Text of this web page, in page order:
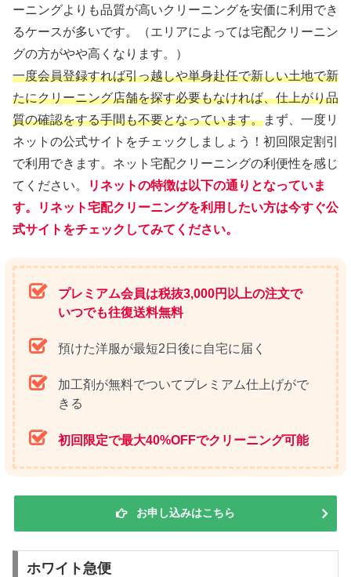
ーニングよりも品質が高いクリーニングを安価に利用でき
るケースが多いです。（エリアによっては宅配クリーニン
グの方がやや高くなります。）
一度会員登録すれば引っ越しや単身赴任で新しい土地で新
たにクリーニング店舗を探す必要もなければ、仕上がり品
質の確認をする手間も不要となっています。まず、一度リ
ネットの公式サイトをチェックしましょう！初回限定割引
で利用できます。ネット宅配クリーニングの利便性を感じ
てください。
リネットの特徴は以下の通りとなっていま
す。リネット宅配クリーニングを利用したい方は今すぐ公
式サイトをチェックしてみてください。
プレミアム会員は税抜3,000円以上の注文で
いつでも往復送料無料
預けた洋服が最短2日後に自宅に届く
加工剤が無料でついてプレミアム仕上げがで
きる
初回限定で最大40%OFFでクリーニング可能
お申し込みはこちら
ホワイト急便